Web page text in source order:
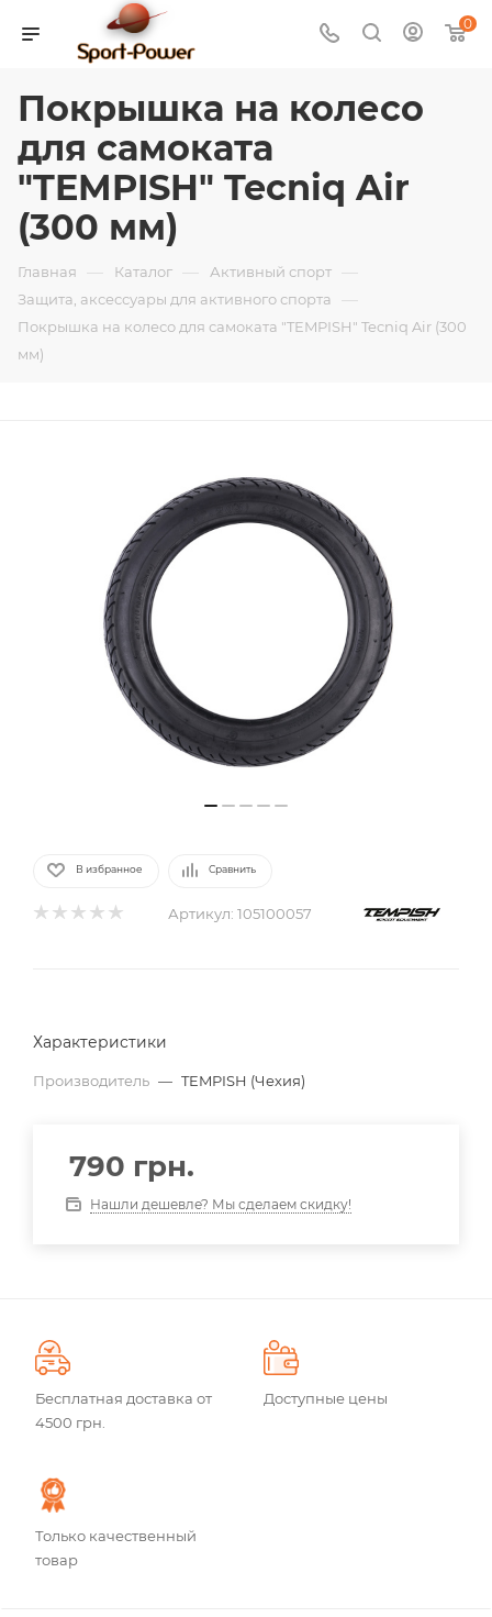
0
Покрышка на колесо
для самоката
"TEMPISH" Tecniq Air
(300 мм)
Главная — Каталог — Активный спорт —
Защита, аксессуары для активного спорта —
Покрышка на колесо для самоката "TEMPISH" Tecniq Air (300
мм)
В избранное Сравнить
Артикул: 105100057
Характеристики
Производитель — TEMPISH (Чехия)
790 грн.
Нашли дешевле? Мы сделаем скидку!
Бесплатная доставка от
4500 грн.
Доступные цены
Только качественный
товар